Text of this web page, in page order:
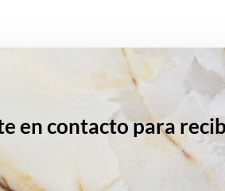
en contacto para